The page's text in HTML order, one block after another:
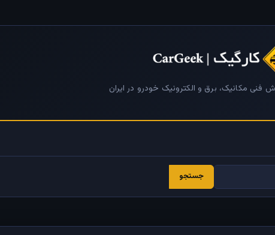
فنی مکانیک، برق و الکترونیک خودرو در ایران
جستجو